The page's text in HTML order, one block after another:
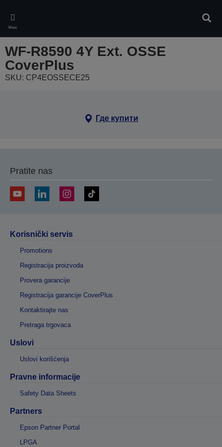
main
content
Meni
WF-R8590 4Y Ext. OSSE
CoverPlus
SKU: CP4EOSSECE25
Где купити
Pratite nas
Korisnički servis
Promotions
Registracija proizvoda
Provera garancije
Registracija garancije CoverPlus
Kontaktirajte nas
Pretraga trgovaca
Uslovi
Uslovi korišćenja
Pravne informacije
Safety Data Sheets
Partners
Epson Partner Portal
LPGA